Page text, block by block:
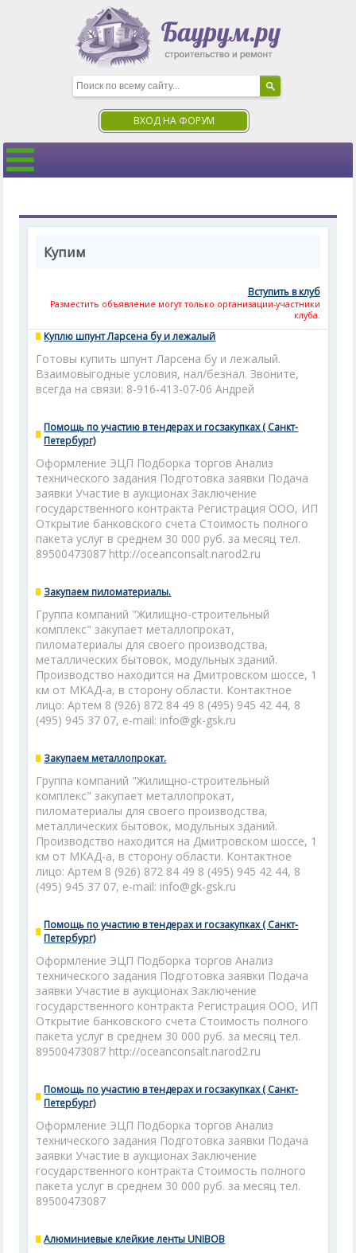
ВХОД НА ФОРУМ
Купим
Вступить в клуб
Разместить объявление могут только организации-участники
клуба.
Куплю шпунт Ларсена бу и лежалый
Готовы купить шпунт Ларсена бу и лежалый.
Взаимовыгодные условия, нал/безнал. Звоните,
всегда на связи: 8-916-413-07-06 Андрей
Помощь по участию в тендерах и госзакупках ( Санкт-
Петербург)
Оформление ЭЦП Подборка торгов Анализ
технического задания Подготовка заявки Подача
заявки Участие в аукционах Заключение
государственного контракта Регистрация ООО, ИП
Открытие банковского счета Стоимость полного
пакета услуг в среднем 30 000 руб. за месяц тел.
89500473087 http://oceanconsalt.narod2.ru
Закупаем пиломатериалы.
Группа компаний "Жилищно-строительный
комплекс" закупает металлопрокат,
пиломатериалы для своего производства,
металлических бытовок, модульных зданий.
Производство находится на Дмитровском шоссе, 1
км от МКАД-а, в сторону области. Контактное
лицо: Артем 8 (926) 872 84 49 8 (495) 945 42 44, 8
(495) 945 37 07, e-mail: info@gk-gsk.ru
Закупаем металлопрокат.
Группа компаний "Жилищно-строительный
комплекс" закупает металлопрокат,
пиломатериалы для своего производства,
металлических бытовок, модульных зданий.
Производство находится на Дмитровском шоссе, 1
км от МКАД-а, в сторону области. Контактное
лицо: Артем 8 (926) 872 84 49 8 (495) 945 42 44, 8
(495) 945 37 07, e-mail: info@gk-gsk.ru
Помощь по участию в тендерах и госзакупках ( Санкт-
Петербург)
Оформление ЭЦП Подборка торгов Анализ
технического задания Подготовка заявки Подача
заявки Участие в аукционах Заключение
государственного контракта Регистрация ООО, ИП
Открытие банковского счета Стоимость полного
пакета услуг в среднем 30 000 руб. за месяц тел.
89500473087 http://oceanconsalt.narod2.ru
Помощь по участию в тендерах и госзакупках ( Санкт-
Петербург)
Оформление ЭЦП Подборка торгов Анализ
технического задания Подготовка заявки Подача
заявки Участие в аукционах Заключение
государственного контракта Стоимость полного
пакета услуг в среднем 30 000 руб. за месяц тел.
89500473087
Алюминиевые клейкие ленты UNIBOB